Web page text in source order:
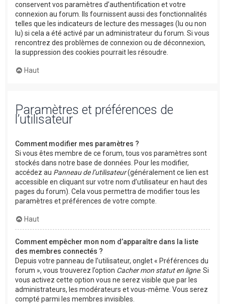
conservent vos paramètres d’authentification et votre
connexion au forum. Ils fournissent aussi des fonctionnalités
telles que les indicateurs de lecture des messages (lu ou non
lu) si cela a été activé par un administrateur du forum. Si vous
rencontrez des problèmes de connexion ou de déconnexion,
la suppression des cookies pourrait les résoudre.
Haut
Paramètres et préférences de
l’utilisateur
Comment modifier mes paramètres ?
Si vous êtes membre de ce forum, tous vos paramètres sont
stockés dans notre base de données. Pour les modifier,
accédez au Panneau de l’utilisateur(généralement ce lien est
accessible en cliquant sur votre nom d’utilisateur en haut des
pages du forum). Cela vous permettra de modifier tous les
paramètres et préférences de votre compte.
Haut
Comment empêcher mon nom d’apparaître dans la liste
des membres connectés ?
Depuis votre panneau de l’utilisateur, onglet « Préférences du
forum », vous trouverez l’option Cacher mon statut en ligne. Si
vous activez cette option vous ne serez visible que par les
administrateurs, les modérateurs et vous-même. Vous serez
compté parmi les membres invisibles.